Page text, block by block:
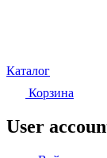
Каталог
Корзина
User